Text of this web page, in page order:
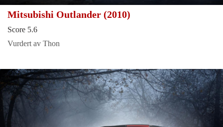
Mitsubishi Outlander (2010)
Score 5.6
Vurdert av Thon